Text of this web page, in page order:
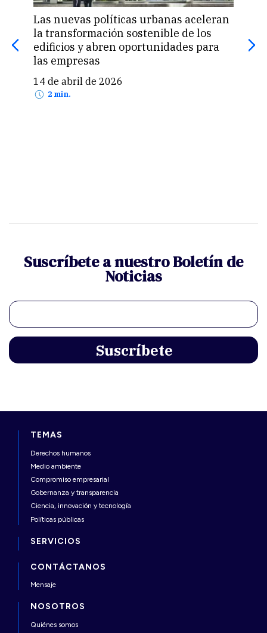
Las nuevas políticas urbanas aceleran
la transformación sostenible de los
edificios y abren oportunidades para
las empresas
14 de abril de 2026
2 min.
Suscríbete a nuestro Boletín de
Noticias
TEMAS
Derechos humanos
Medio ambiente
Compromiso empresarial
Gobernanza y transparencia
Ciencia, innovación y tecnología
Políticas públicas
SERVICIOS
CONTÁCTANOS
Mensaje
NOSOTROS
Quiénes somos